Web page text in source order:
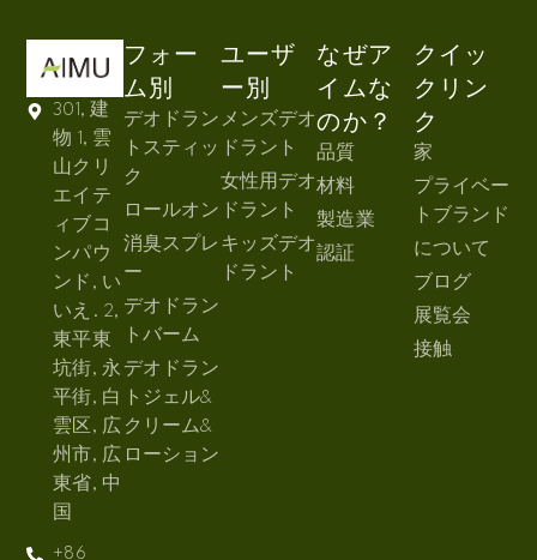
301, 建
物 1, 雲
山クリ
エイテ
ィブコ
ンパウ
ンド, い
いえ. 2,
東平東
坑街, 永
平街, 白
雲区, 広
州市, 広
東省, 中
国
+86
フォー
ム別
デオドラン
トスティッ
ク
ロールオン
消臭スプレ
ー
デオドラン
トバーム
デオドラン
トジェル&
クリーム&
ローション
ユーザ
ー別
メンズデオ
ドラント
女性用デオ
ドラント
キッズデオ
ドラント
なぜア
イムな
のか？
品質
材料
製造業
認証
クイッ
クリン
ク
家
プライベー
トブランド
について
ブログ
展覧会
接触